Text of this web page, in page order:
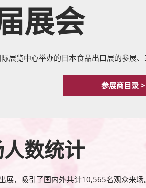
展会
览中心举办的日本食品出口展的参展、
参展商目录 >
数统计
展，吸引了国内外共计10,565名观众来场